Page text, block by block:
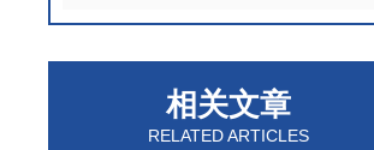
相关文章
RELATED ARTICLES